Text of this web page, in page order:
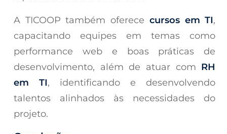
A TICOOP também oferece cursos em TI,
capacitando equipes em temas como
performance web e boas práticas de
desenvolvimento, além de atuar com RH
em TI, identificando e desenvolvendo
talentos alinhados às necessidades do
projeto.